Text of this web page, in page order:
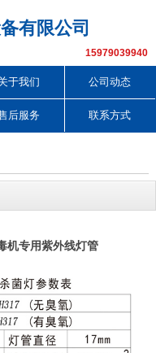
有限公司
15979039940
于我们 公司动态
后服务 联系方式
机专用紫外线灯管